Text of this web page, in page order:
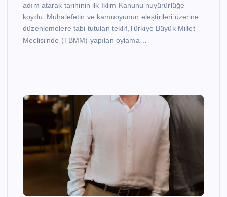
adım atarak tarihinin ilk İklim Kanunu’nuyürürlüğe
koydu. Muhalefetin ve kamuoyunun eleştirileri üzerine
düzenlemelere tabi tutulan teklif,Türkiye Büyük Millet
Meclisi’nde (TBMM) yapılan oylama…